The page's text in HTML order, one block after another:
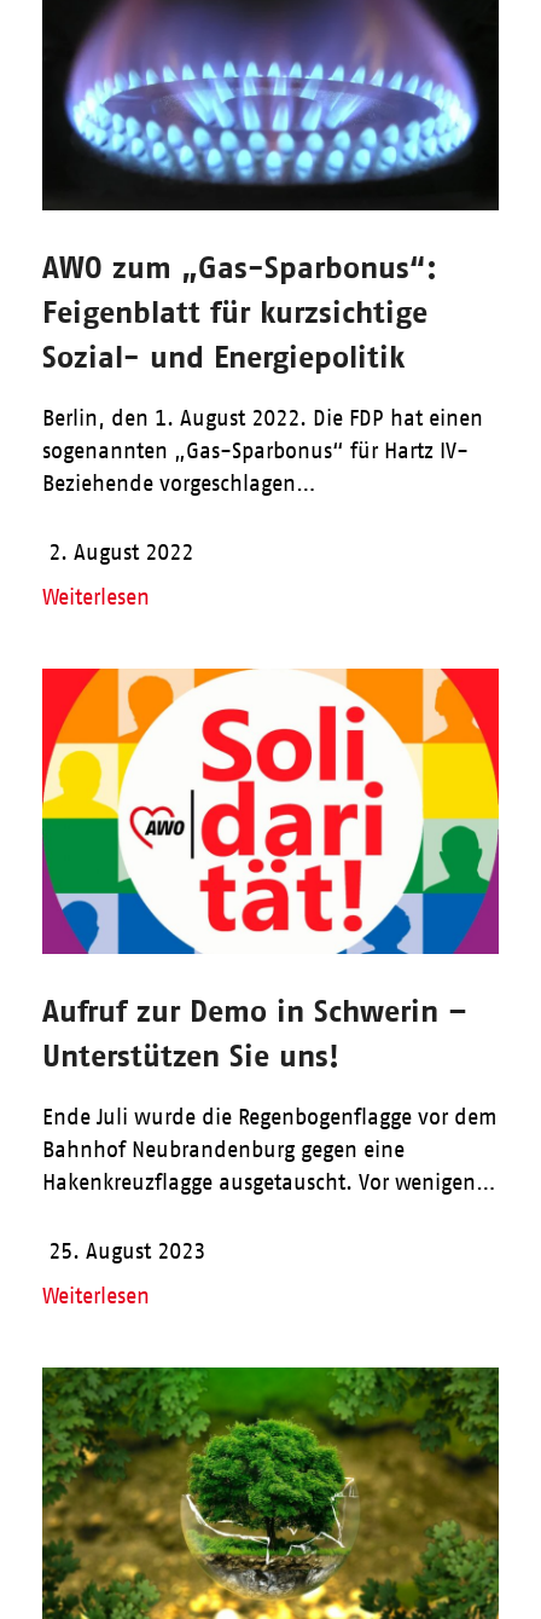
AWO zum „Gas-Sparbonus“:
Feigenblatt für kurzsichtige
Sozial- und Energiepolitik
Berlin, den 1. August 2022. Die FDP hat einen
sogenannten „Gas-Sparbonus“ für Hartz IV-
Beziehende vorgeschlagen…
2. August 2022
Weiterlesen
Aufruf zur Demo in Schwerin –
Unterstützen Sie uns!
Ende Juli wurde die Regenbogenflagge vor dem
Bahnhof Neubrandenburg gegen eine
Hakenkreuzflagge ausgetauscht. Vor wenigen…
25. August 2023
Weiterlesen